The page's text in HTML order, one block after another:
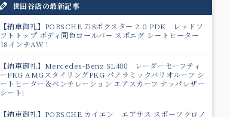
世田谷店の最新記事
【納車御礼】PORSCHE 718ボクスター 2.0 PDK レッドソ
フトトップ ボディ同色ロールバー スポエグ シートヒーター
18インチAW！
【納車御礼】Mercedes-Benz SL400 レーダーセーフティ
ーPKG AMGスタイリングPKG パノラミックバリオルーフ シ
ートヒーター＆ベンチレーション エアスカーフ ナッパレザー
シート!
【納車御礼】PORSCHE カイエン エアサス スポーツクロノ